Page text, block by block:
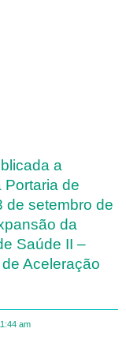
a
Portaria de
de setembro de
da
Saúde II –
Aceleração
am